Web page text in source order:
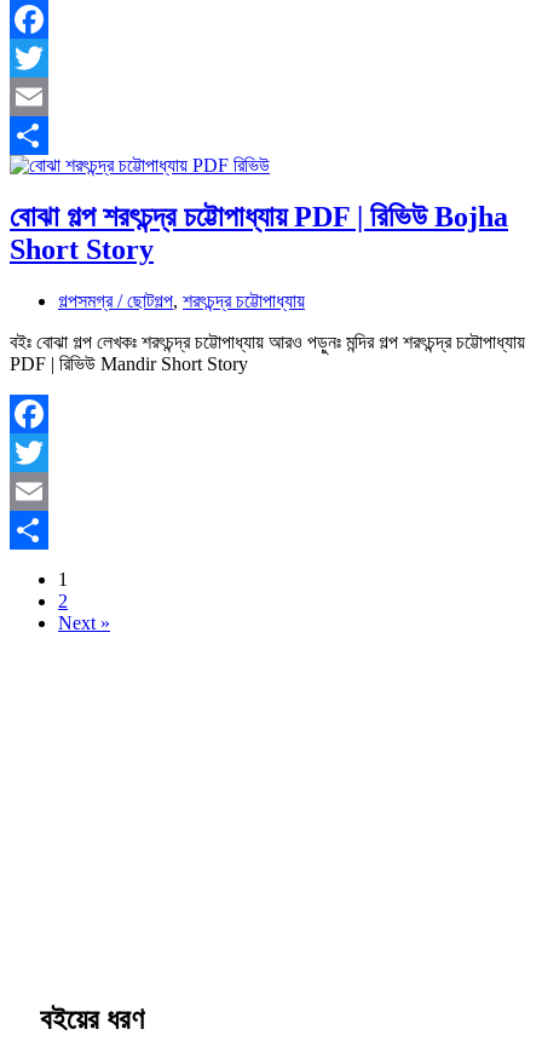
Facebook
Twitter
Email
Share
বোঝা গল্প শরৎচন্দ্র চট্টোপাধ্যায় PDF | রিভিউ Bojha
Short Story
গল্পসমগ্র / ছোটগল্প, শরৎচন্দ্র চট্টোপাধ্যায়
বইঃ বোঝা গল্প লেখকঃ শরৎচন্দ্র চট্টোপাধ্যায় আরও পড়ুনঃ মন্দির গল্প শরৎচন্দ্র চট্টোপাধ্যায়
PDF | রিভিউ Mandir Short Story
Facebook
Twitter
Email
1
2
Next »
বইয়ের ধরণ